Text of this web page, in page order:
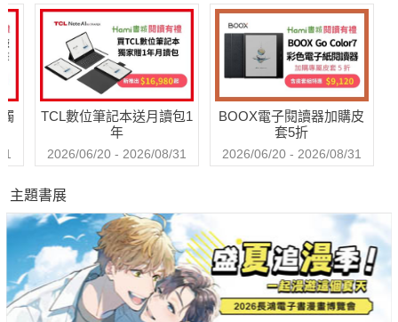
TCL數位筆記本送月讀包1
年
2026/06/20 - 2026/08/31
BOOX電子閱讀器加購皮
套5折
2026/06/20 - 2026/08/31
主題書展